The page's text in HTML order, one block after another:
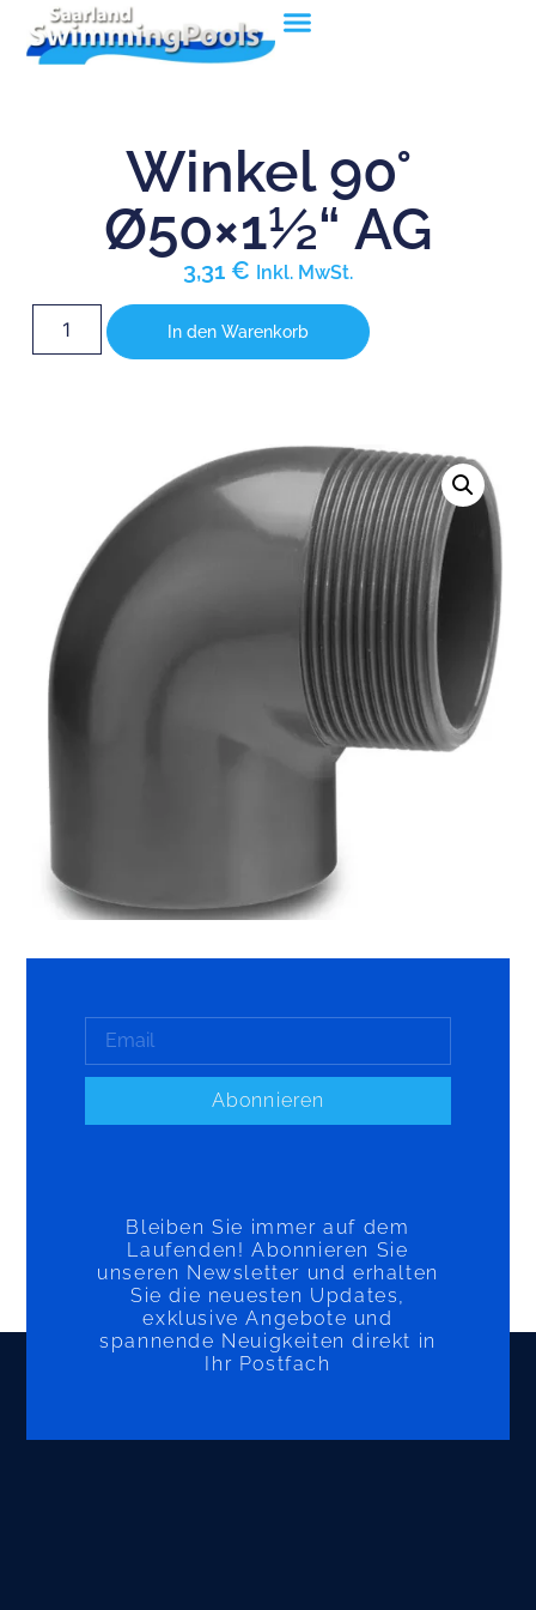
Winkel 90°
Ø50×1½“ AG
3,31 € Inkl. MwSt.
In den Warenkorb
Bleiben Sie immer auf dem
Laufenden! Abonnieren Sie
unseren Newsletter und erhalten
Sie die neuesten Updates,
exklusive Angebote und
spannende Neuigkeiten direkt in
Ihr Postfach
Abonnieren